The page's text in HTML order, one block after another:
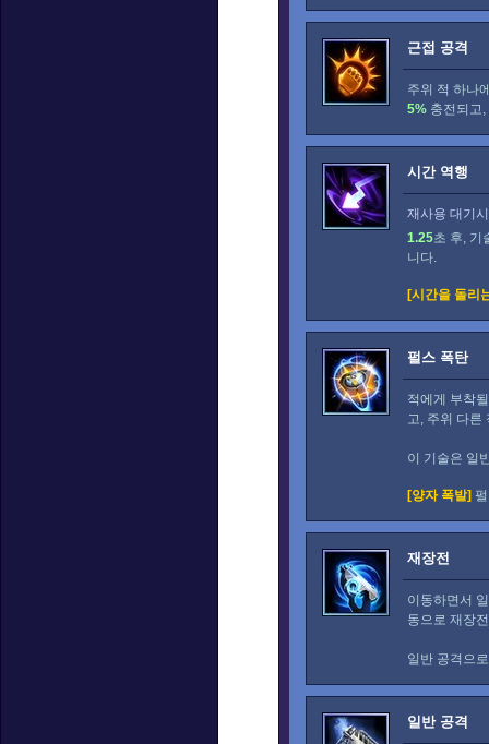
근접 공격
주위 적 하나
5% 충전되고
시간 역행
재사용 대기
1.25초 후, 기
니다.
[시간을 돌리
펄스 폭탄
적에게 부착
고, 주위 다른
이 기술은 일
[양자 폭발]
재장전
이동하면서
동으로 재장
일반 공격으
일반 공격